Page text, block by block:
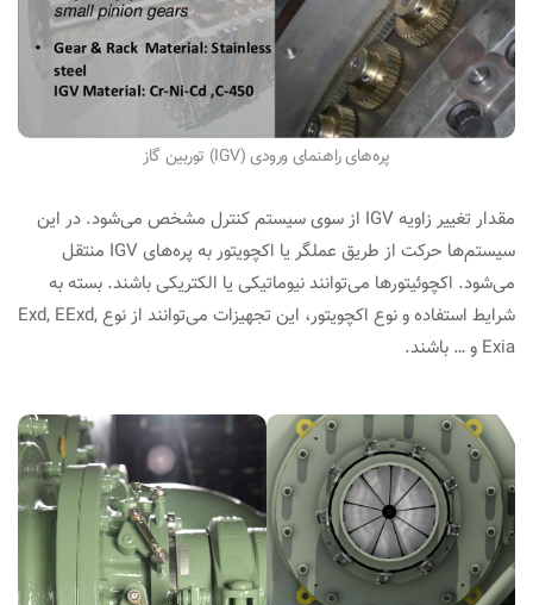
پره‌های راهنمای ورودی (IGV) توربین گاز
مقدار تغییر زاویه IGV از سوی سیستم کنترل مشخص می‌شود. در این
سیستم‌ها حرکت از طریق عملگر یا اکچویتور به پره‌های IGV منتقل
می‌شود. اکچوئیتورها می‌توانند نیوماتیکی یا الکتریکی باشند. بسته به
شرایط استفاده و نوع اکچویتور، این تجهیزات می‌توانند از نوع Exd, EExd,
Exia و … باشند.